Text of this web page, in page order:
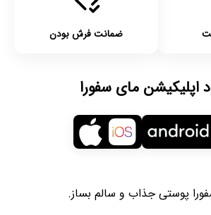
ضمانت فرش بودن
اپلیکیشن مای سفورا
پوستی جذاب و سالم بساز.